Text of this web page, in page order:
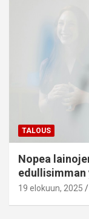
TALOUS
Nopea
19 elokuun, 2025